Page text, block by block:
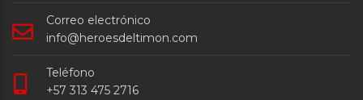
Correo electrónico
info@heroesdeltimon.com
Teléfono
+57 313 475 2716